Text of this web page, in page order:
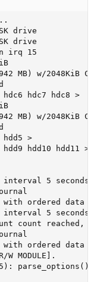
drive
drive
irq 15
MB) w/2048KiB
hdc7 hdc8 >
MB) w/2048KiB
hdd5 >
hdd10 hdd11 >
5 seconds
ordered data
5 seconds
count reached,
ordered data
MODULE].